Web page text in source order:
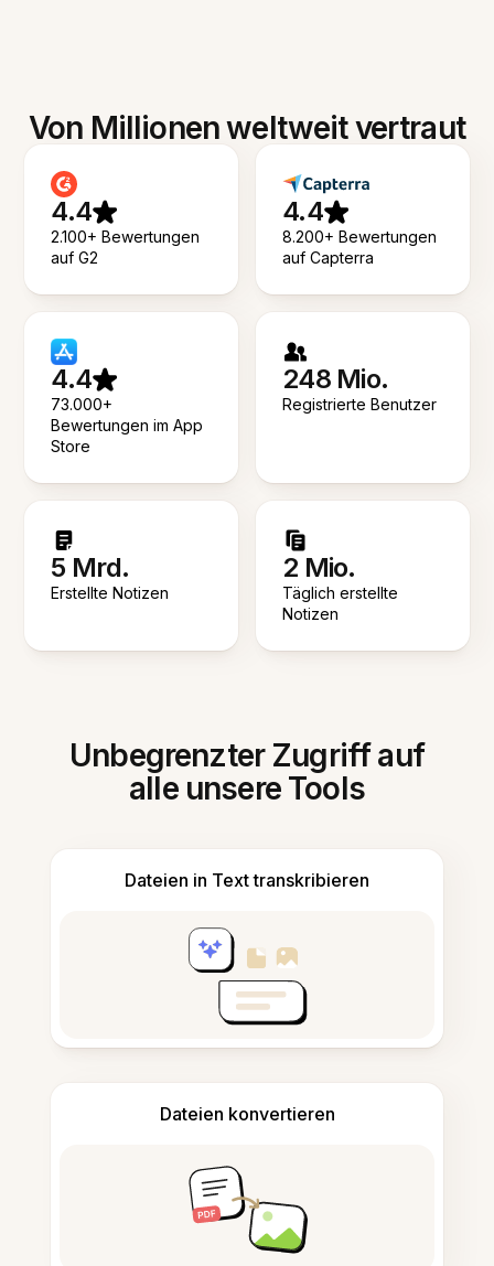
Von Millionen weltweit vertraut
4.4
2.100+ Bewertungen
auf G2
4.4
8.200+ Bewertungen
auf Capterra
4.4
73.000+
Bewertungen im App
Store
248 Mio.
Registrierte Benutzer
5 Mrd.
Erstellte Notizen
2 Mio.
Täglich erstellte
Notizen
Unbegrenzter Zugriff auf
alle unsere Tools
Dateien in Text transkribieren
Dateien konvertieren